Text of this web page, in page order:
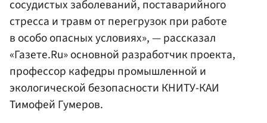
сосудистых заболеваний, поставарийного
стресса и травм от перегрузок при работе
в особо опасных условиях», — рассказал
«Газете.Ru» основной разработчик проекта,
профессор кафедры промышленной и
экологической безопасности КНИТУ-КАИ
Тимофей Гумеров.